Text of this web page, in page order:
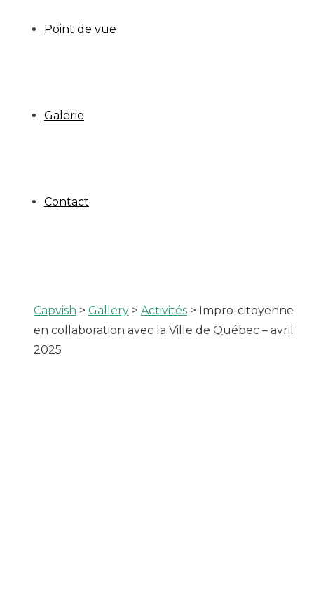
Point de vue
Galerie
Contact
Capvish > Gallery > Activités > Impro-citoyenne
en collaboration avec la Ville de Québec – avril
2025